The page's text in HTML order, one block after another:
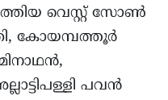
വെസ്റ്റ് സോൺ
കോയമ്പത്തൂർ
പവൻ